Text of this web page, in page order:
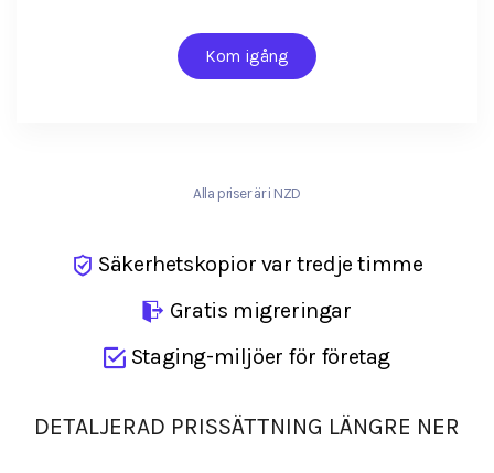
Kom igång
Alla priser är i NZD
Säkerhetskopior var tredje timme
Gratis migreringar
Staging-miljöer för företag
DETALJERAD PRISSÄTTNING LÄNGRE NER